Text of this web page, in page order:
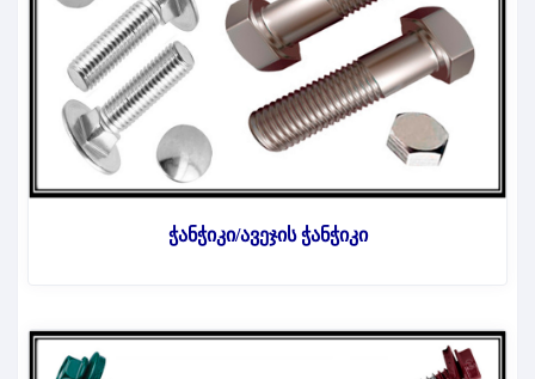
ჭანჭიკი/ავეჯის ჭანჭიკი